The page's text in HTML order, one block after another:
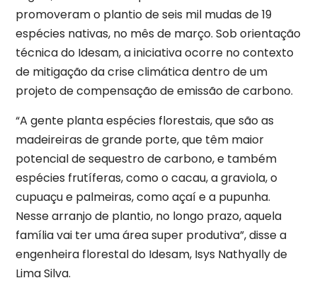
promoveram o plantio de seis mil mudas de 19
espécies nativas, no mês de março. Sob orientação
técnica do Idesam, a iniciativa ocorre no contexto
de mitigação da crise climática dentro de um
projeto de compensação de emissão de carbono.
“A gente planta espécies florestais, que são as
madeireiras de grande porte, que têm maior
potencial de sequestro de carbono, e também
espécies frutíferas, como o cacau, a graviola, o
cupuaçu e palmeiras, como açaí e a pupunha.
Nesse arranjo de plantio, no longo prazo, aquela
família vai ter uma área super produtiva”, disse a
engenheira florestal do Idesam, Isys Nathyally de
Lima Silva.